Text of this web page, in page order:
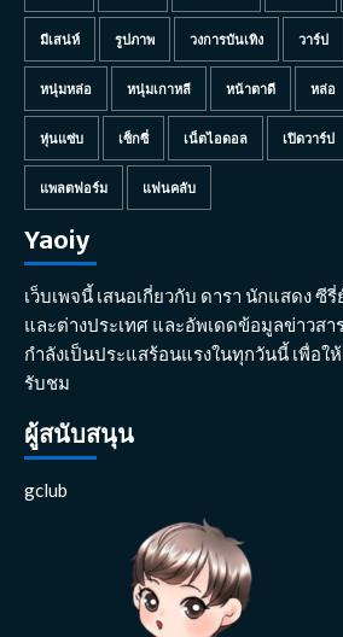
มีเสน่ห์ รูปภาพ วงการบันเทิง วาร์ป
หนุ่มหล่อ หนุ่มเกาหลี หน้าตาดี หล่อ
หุ่นแซ่บ เซ็กซี่ เน็ตไอดอล เปิดวาร์ป
แพลตฟอร์ม แฟนคลับ
Yaoiy
เว็บเพจนี้ เสนอเกี่ยวกับ ดารา นักแสดง ซี
และต่างประเทศ และอัพเดดข้อมูลข่าวสา
กำลังเป็นประแสร้อนแรงในทุกวันนี้ เพื่อใ
รับชม
ผู้สนับสนุน
gclub